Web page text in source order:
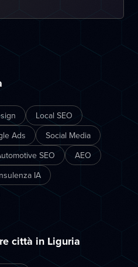
Local SEO
Ads
Social Media
SEO
AEO
IA
città in Liguria